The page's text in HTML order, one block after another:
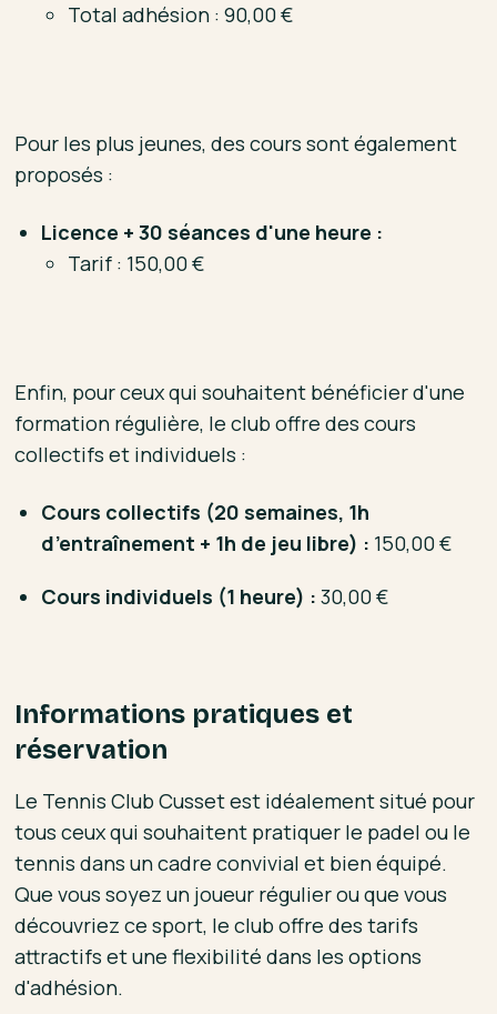
Total adhésion : 90,00 €
Pour les plus jeunes, des cours sont également
proposés :
Licence + 30 séances d'une heure :
Tarif : 150,00 €
Enfin, pour ceux qui souhaitent bénéficier d'une
formation régulière, le club offre des cours
collectifs et individuels :
Cours collectifs (20 semaines, 1h
d’entraînement + 1h de jeu libre) : 150,00 €
Cours individuels (1 heure) : 30,00 €
Informations pratiques et
réservation
Le Tennis Club Cusset est idéalement situé pour
tous ceux qui souhaitent pratiquer le padel ou le
tennis dans un cadre convivial et bien équipé.
Que vous soyez un joueur régulier ou que vous
découvriez ce sport, le club offre des tarifs
attractifs et une flexibilité dans les options
d'adhésion.